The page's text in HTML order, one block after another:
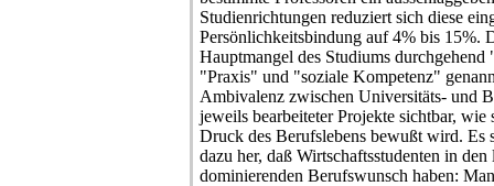
Studienrichtungen reduziert sich diese
Persönlichkeitsbindung auf 4% bis 15%.
Hauptmangel des Studiums
"Praxis" und "soziale Kompetenz"
Ambivalenz zwischen Universitäts- und
jeweils bearbeiteter Projekte sichtbar, wie
Druck des Berufslebens bewußt wird. Es
dazu her, daß Wirtschaftsstudenten in den
dominierenden Berufswunsch haben: